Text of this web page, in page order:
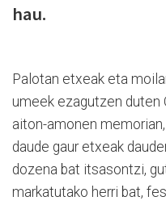
hau.
Palotan etxeak eta
umeek ezagutzen duten
aiton-amonen
daude gaur etxeak
dozena bat itsasontzi,
markatutako herri bat,